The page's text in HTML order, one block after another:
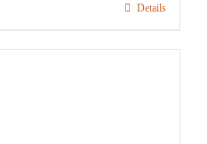
Details